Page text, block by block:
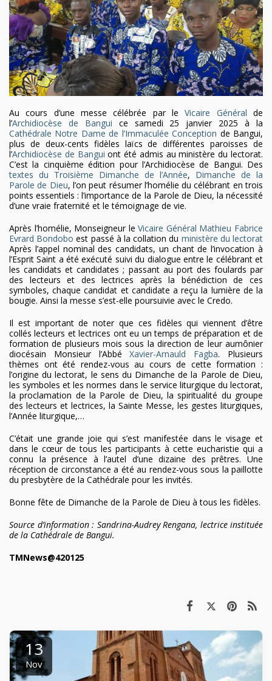
Au cours d’une messe célébrée par leVicaire Général de
l’Archidiocèse de Bangui ce samedi 25 janvier 2025 à la
Cathédrale Notre Dame de l’Immaculée Conception de Bangui,
plus de deux-cents fidèles laïcs de différentes paroisses de
l’Archidiocèse de Bangui ont été admis au ministère du lectorat.
C’est la cinquième édition pour l’Archidiocèse de Bangui. Des
textes du Troisième Dimanche de l’Année, Dimanche de la
Parole de Dieu, l’on peut résumer l’homélie du célébrant en trois
points essentiels : l’importance de la Parole de Dieu, la nécessité
d’une vraie fraternité et le témoignage de vie.
Après l’homélie, Monseigneur leVicaire Général Mathieu Fabrice
Evrard Bondobo est passé à la collation du ministère du lectorat
Après l’appel nominal des candidats, un chant de l’invocation à
l’Esprit Saint a été exécuté suivi du dialogue entre le célébrant et
les candidats et candidates ; passant au port des foulards par
des lecteurs et des lectrices après la bénédiction de ces
symboles, chaque candidat et candidate a reçu la lumière de la
bougie. Ainsi la messe s’est-elle poursuivie avec le Credo.
Il est important de noter que ces fidèles qui viennent d’être
collés lecteurs et lectrices ont eu un temps de préparation et de
formation de plusieurs mois sous la direction de leur aumônier
diocésain Monsieur l’AbbéXavier-Arnauld Fagba. Plusieurs
thèmes ont été rendez-vous au cours de cette formation :
l’origine du lectorat, le sens du Dimanche de la Parole de Dieu,
les symboles et les normes dans le service liturgique du lectorat,
la proclamation de la Parole de Dieu, la spiritualité du groupe
des lecteurs et lectrices, la Sainte Messe, les gestes liturgiques,
l’Année liturgique,…
C’était une grande joie qui s’est manifestée dans le visage et
dans le cœur de tous les participants à cette eucharistie qui a
connu la présence à l’autel d’une dizaine des prêtres. Une
réception de circonstance a été au rendez-vous sous la paillotte
du presbytère de la Cathédrale pour les invités.
Bonne fête de Dimanche de la Parole de Dieu à tous les fidèles.
Source d’information : Sandrina-Audrey Rengana, lectrice instituée
de la Cathédrale de Bangui.
TMNews@420125
13
Nov